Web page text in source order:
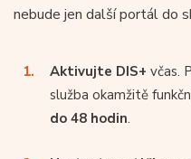
nebude jen další portál do
Aktivujte DIS+ včas.
služba okamžitě
do 48 hodin.